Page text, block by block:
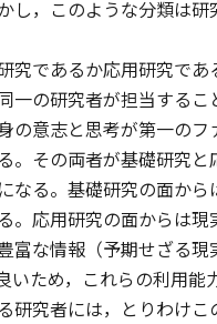
し，このような分類は研
究であるか応用研究で
一の研究者が担当する
の意志と思考が第一の
。その両者が基礎研究
なる。基礎研究の面か
。応用研究の面からは
富な情報（予期せざる
いため，これらの利用
研究者には，とりわけこ